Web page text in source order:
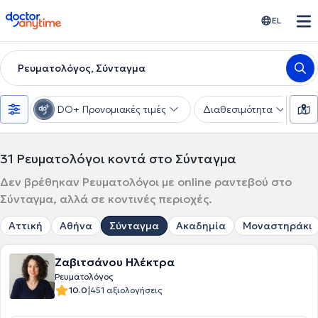
doctoranytime EL
Ρευματολόγος, Σύνταγμα
DO+ Προνομιακές τιμές Διαθεσιμότητα
31 Ρευματολόγοι κοντά στο Σύνταγμα
Δεν βρέθηκαν Ρευματολόγοι με online ραντεβού στο
Σύνταγμα, αλλά σε κοντινές περιοχές.
Αττική Αθήνα Σύνταγμα Ακαδημία Μοναστηράκι
Ζαβιτσάνου Ηλέκτρα
Ρευματολόγος
10.0|451 αξιολογήσεις